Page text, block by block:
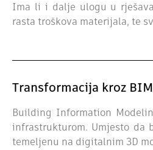
Ima li i dalje ulogu u
rasta troškova materijala, te
Transformacija kroz BIM
Building Information
infrastrukturom. Umjesto da
temeljenu na digitalnim 3D